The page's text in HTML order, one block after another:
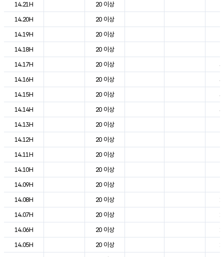
14.21H
20 이상
14.20H
20 이상
14.19H
20 이상
14.18H
20 이상
14.17H
20 이상
14.16H
20 이상
14.15H
20 이상
14.14H
20 이상
14.13H
20 이상
14.12H
20 이상
14.11H
20 이상
14.10H
20 이상
14.09H
20 이상
14.08H
20 이상
14.07H
20 이상
14.06H
20 이상
14.05H
20 이상